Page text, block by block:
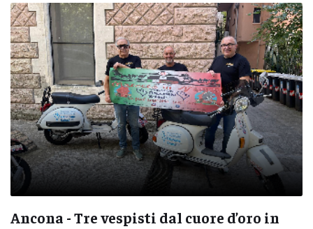
Ancona - Tre vespisti dal cuore d’oro in